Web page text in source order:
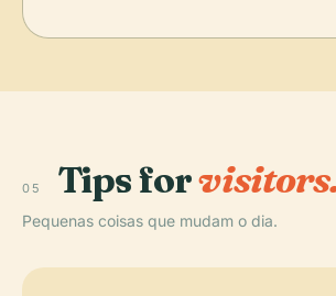
05 Tips for
Pequenas coisas que mudam o dia.